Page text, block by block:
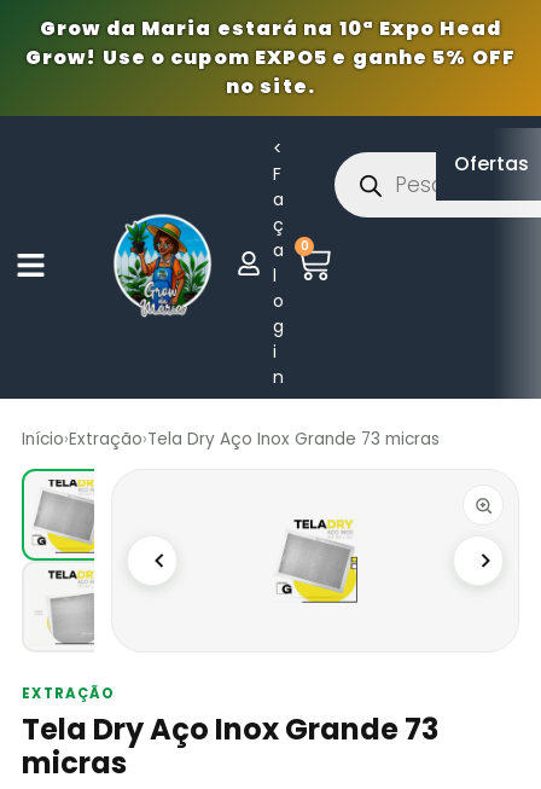
Grow da Maria estará na 10ª Expo Head
Grow! Use o cupom EXPO5 e ganhe 5% OFF
no site.
<
F
a
ç
a
l
o
g
i
n
0
Ofertas
Início›Extração›Tela Dry Aço Inox Grande 73 micras
EXTRAÇÃO
Tela Dry Aço Inox Grande 73
micras